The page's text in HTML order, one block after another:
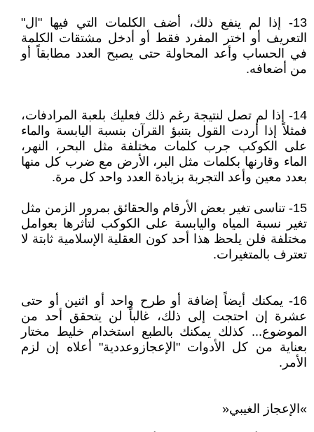
13- إذا لم ينفع ذلك، أضف الكلمات التي فيها "ال"
التعريف أو اختر المفرد فقط أو أدخل مشتقات الكلمة
في الحساب وأعد المحاولة حتى يصبح العدد مطابقاً أو
من أضعافه.
14- إذا لم تصل لنتيجة رغم ذلك فعليك بلعبة المرادفات،
فمثلاً إذا أردت القول بتنبؤ القرآن بنسبة اليابسة والماء
على الكوكب جرب كلمات مختلفة مثل البحر، النهر،
الماء وقارنها بكلمات مثل البر، الأرض مع ضرب كل منها
بعدد معين وأعد التجربة بزيادة العدد واحد كل مرة.
15- تناسى تغير بعض الأرقام والحقائق بمرور الزمن مثل
تغير نسبة المياه واليابسة على الكوكب لتأثرها بعوامل
مختلفة فلن يلحظ هذا أحد كون العقلية الإسلامية ثابتة لا
تعترف بالمتغيرات.
16- يمكنك أيضاً إضافة أو طرح واحد أو اثنين أو حتى
عشرة إن احتجت إلى ذلك، غالباً لن يتحقق أحد من
الموضوع... كذلك يمكنك بالطبع استخدام خليط مختار
بعناية من كل الأدوات "الإعجازوعددية" أعلاه إن لزم
الأمر.
»الإعجاز الغيبي«